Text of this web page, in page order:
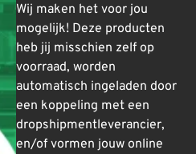
Wij maken het voor jou
mogelijk! Deze producten
heb jij misschien zelf op
voorraad, worden
automatisch ingeladen door
een koppeling met een
dropshipmentleverancier,
en/of vormen jouw online